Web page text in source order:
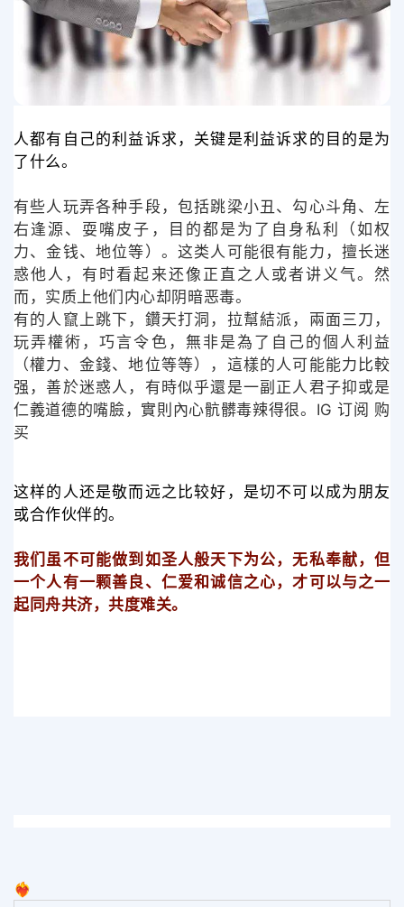
人都有自己的利益诉求，关键是利益诉求的目的是为
了什么。
有些人玩弄各种手段，包括跳梁小丑、勾心斗角、左
右逢源、耍嘴皮子，目的都是为了自身私利（如权
力、金钱、地位等）。这类人可能很有能力，擅长迷
惑他人，有时看起来还像正直之人或者讲义气。然
而，实质上他们内心却阴暗恶毒。
有的人竄上跳下，鑽天打洞，拉幫結派，兩面三刀，
玩弄權術，巧言令色，無非是為了自己的個人利益
（權力、金錢、地位等等），這樣的人可能能力比較
强，善於迷惑人，有時似乎還是一副正人君子抑或是
仁義道德的嘴臉，實則內心骯髒毒辣得很。IG 订阅 购
买
这样的人还是敬而远之比较好，是切不可以成为朋友
或合作伙伴的。
我们虽不可能做到如圣人般天下为公，无私奉献，但
一个人有一颗善良、仁爱和诚信之心，才可以与之一
起同舟共济，共度难关。
❤️‍🔥